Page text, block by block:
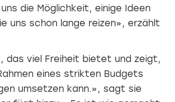
die Möglichkeit, einige Ideen
uns schon lange reizen», erzählt
das viel Freiheit bietet und zeigt,
eines strikten Budgets
umsetzen kann.», sagt sie